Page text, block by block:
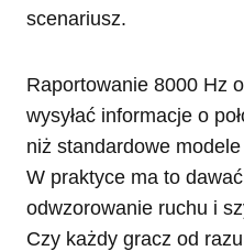
scenariusz.
Raportowanie 8000 Hz
wysyłać informacje o
niż standardowe
W praktyce ma to
odwzorowanie ruchu i
Czy każdy gracz od